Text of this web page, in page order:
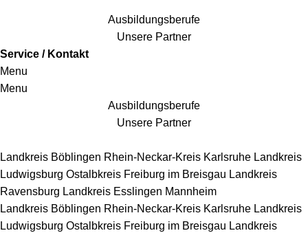
Ausbildungsberufe
Unsere Partner
Service / Kontakt
Menu
Menu
Ausbildungsberufe
Unsere Partner
Landkreis Böblingen Rhein-Neckar-Kreis Karlsruhe Landkreis
Ludwigsburg Ostalbkreis Freiburg im Breisgau Landkreis
Ravensburg Landkreis Esslingen Mannheim
Landkreis Böblingen Rhein-Neckar-Kreis Karlsruhe Landkreis
Ludwigsburg Ostalbkreis Freiburg im Breisgau Landkreis